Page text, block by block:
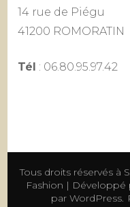
14 rue de Piégu
41200 ROMORATIN
Tél : 06.80.95.97.42
Tous droits réservés à
Fashion | Développé
par WordPress.